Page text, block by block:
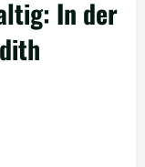
In der